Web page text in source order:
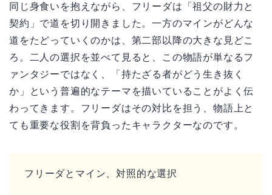
同じ身食いを抱えながら、フリーダは「祖父の財力と
契約」で道を切り開きました。一方のマインがどんな
道をたどっていくのかは、第二部以降の大きな見どこ
ろ。二人の選択を並べて見ると、この物語が単なるフ
ァンタジーではなく、「持たざる者がどう生き抜く
か」という普遍的なテーマを描いていることがよく伝
わってきます。フリーダはその対比を担う、物語上と
ても重要な役割を背負ったキャラクターなのです。
フリーダとマイン、対照的な選択